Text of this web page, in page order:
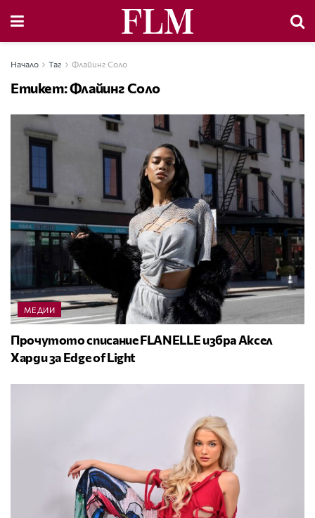
Начало Таг Флайинг Соло
Етикет:Флайинг Соло
МЕДИИ
Прочутото списание FLANELLE избра Аксел
Харди за Edge of Light